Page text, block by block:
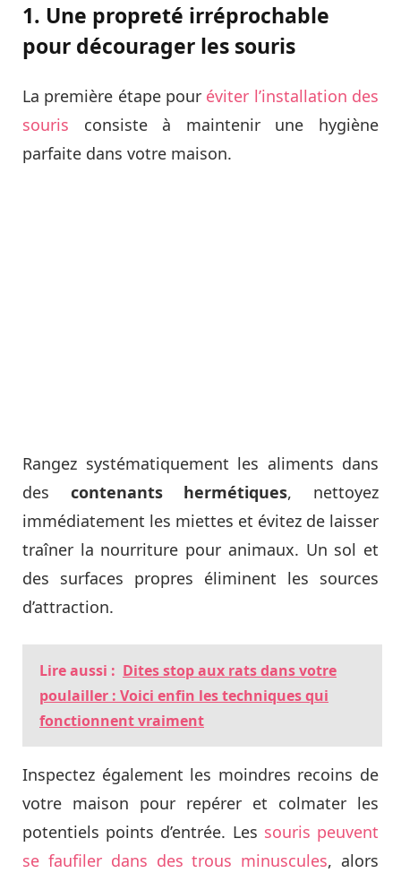
1. Une propreté irréprochable
pour décourager les souris
La première étape pour éviter l’installation des
souris consiste à maintenir une hygiène
parfaite dans votre maison.
Rangez systématiquement les aliments dans
des contenants hermétiques, nettoyez
immédiatement les miettes et évitez de laisser
traîner la nourriture pour animaux. Un sol et
des surfaces propres éliminent les sources
d’attraction.
Lire aussi : Dites stop aux rats dans votre
poulailler : Voici enfin les techniques qui
fonctionnent vraiment
Inspectez également les moindres recoins de
votre maison pour repérer et colmater les
potentiels points d’entrée. Les souris peuvent
se faufiler dans des trous minuscules, alors